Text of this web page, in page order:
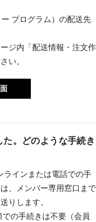
プログラム）の配送先
ジ内「配送情報・注文作
い。
。どのような手続き
ラインまたは電話での手
、メンバー専用窓口まで
りします。
の手続きは不要（会員